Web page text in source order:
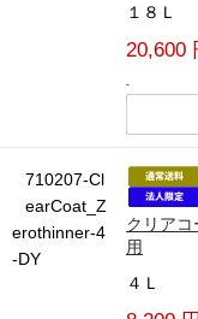
１８Ｌ
20,600
-
710207-Cl
earCoat_Z
erothinner-4
-DY
クリア
用
４Ｌ